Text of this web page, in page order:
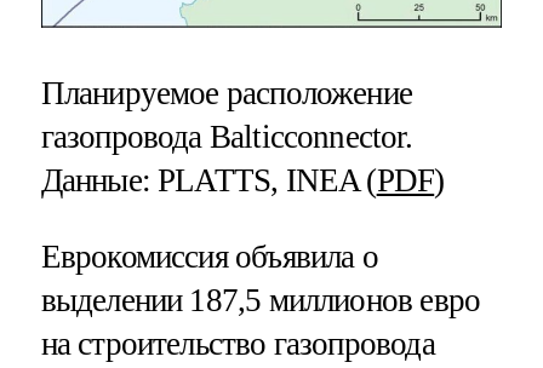
Планируемое расположение
газопровода Balticconnector.
Данные: PLATTS, INEA (PDF)
Еврокомиссия объявила о
выделении 187,5 миллионов евро
на строительство газопровода